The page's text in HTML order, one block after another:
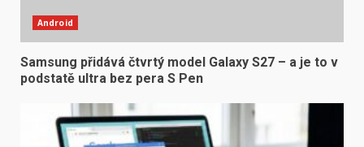
Android
Samsung přidává čtvrtý model Galaxy S27 – a je to v
podstatě ultra bez pera S Pen